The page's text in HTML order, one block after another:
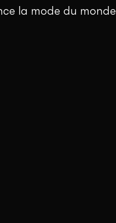
la mode du monde